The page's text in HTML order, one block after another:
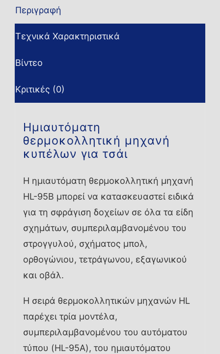
ποσότητα
Περιγραφή
Τεχνικά Χαρακτηριστικά
Βίντεο
Κριτικές (0)
Ημιαυτόματη
θερμοκολλητική μηχανή
κυπέλων για τσάι
Η ημιαυτόματη θερμοκολλητική μηχανή
HL-95B μπορεί να κατασκευαστεί ειδικά
για τη σφράγιση δοχείων σε όλα τα είδη
σχημάτων, συμπεριλαμβανομένου του
στρογγυλού, σχήματος μπολ,
ορθογώνιου, τετράγωνου, εξαγωνικού
και οβάλ.
Η σειρά θερμοκολλητικών μηχανών HL
παρέχει τρία μοντέλα,
συμπεριλαμβανομένου του αυτόματου
τύπου (HL-95A), του ημιαυτόματου